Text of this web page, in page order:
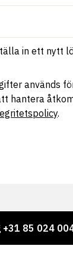
in ett nytt
används
hantera
.
85 024 0044